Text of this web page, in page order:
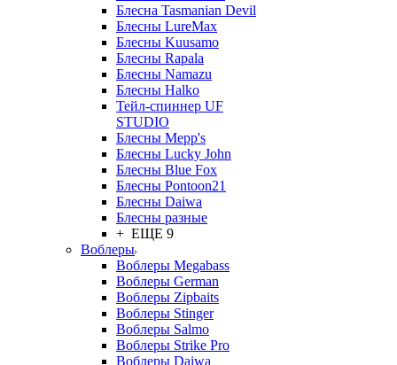
Блесна Tasmanian Devil
Блесны LureMax
Блесны Kuusamo
Блесны Rapala
Блесны Namazu
Блесны Halko
Тейл-спиннер UF
STUDIO
Блесны Mepp's
Блесны Lucky John
Блесны Blue Fox
Блесны Pontoon21
Блесны Daiwa
Блесны разные
+ ЕЩЕ 9
Воблеры
Воблеры Megabass
Воблеры German
Воблеры Zipbaits
Воблеры Stinger
Воблеры Salmo
Воблеры Strike Pro
Воблеры Daiwa